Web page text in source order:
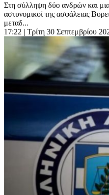
Στη σύλληψη δύο ανδρών και
αστυνομικοί της ασφάλειας
μεταδ...
17:22 | Τρίτη 30 Σεπτεμβρίου